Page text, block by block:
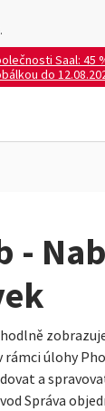
Saal: 45
do
-
rámci úlohy
a
Správa